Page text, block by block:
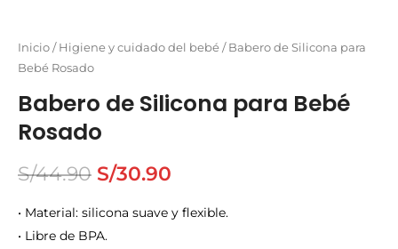
Inicio / Higiene y cuidado del bebé / Babero de Silicona para
Bebé Rosado
Babero de Silicona para Bebé
Rosado
S/44.90 S/30.90
• Material: silicona suave y flexible.
• Libre de BPA.